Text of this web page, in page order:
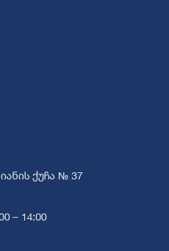
ქუჩა № 37
– 14:00